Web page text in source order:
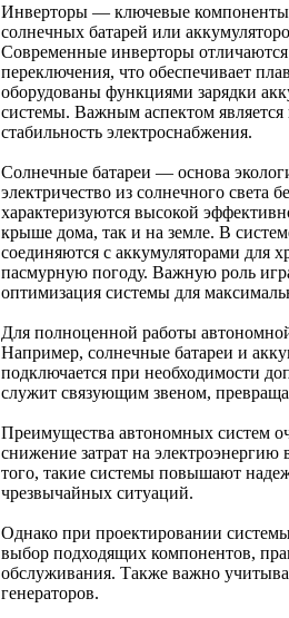
Инверторы — ключевые компоненты
солнечных батарей или
Современные инверторы
переключения, что обеспечивает
оборудованы функциями зарядки
системы. Важным аспектом
стабильность электроснабжения.
Солнечные батареи — основа
электричество из солнечного
характеризуются высокой
крыше дома, так и на земле. В
соединяются с аккумуляторами для
пасмурную погоду. Важную роль
оптимизация системы для
Для полноценной работы
Например, солнечные батареи и
подключается при необходимости
служит связующим звеном,
Преимущества автономных систем
снижение затрат на
того, такие системы повышают
чрезвычайных ситуаций.
Однако при проектировании
выбор подходящих компонентов,
обслуживания. Также важно
генераторов.